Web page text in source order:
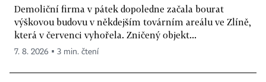
Demoliční firma v pátek dopoledne začala bourat
výškovou budovu v někdejším továrním areálu ve Zlíně,
která v červenci vyhořela. Zničený objekt...
7. 8. 2026 ▪ 3 min. čtení